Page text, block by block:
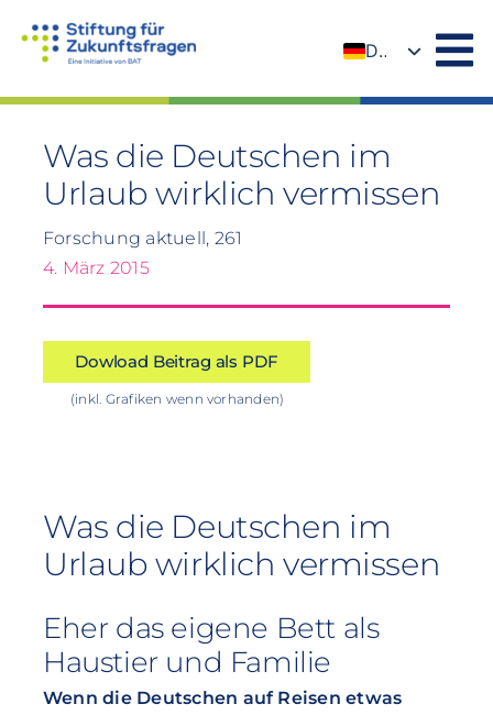
Inhalt
DE
Was die Deutschen im
Urlaub wirklich vermissen
Forschung aktuell, 261
4. März 2015
Dowload Beitrag als PDF
(inkl. Grafiken wenn vorhanden)
Was die Deutschen im
Urlaub wirklich vermissen
Eher das eigene Bett als
Haustier und Familie
Wenn die Deutschen auf Reisen etwas